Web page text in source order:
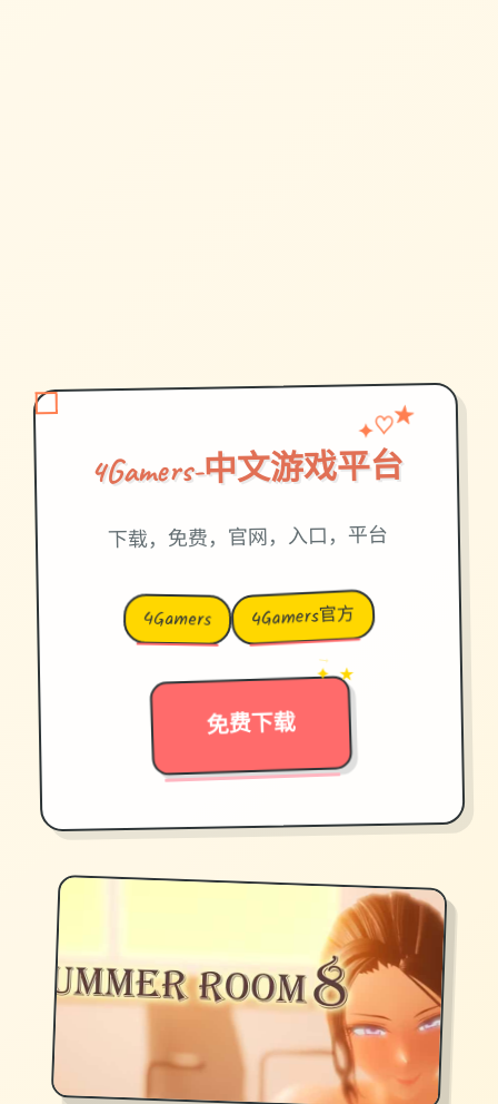
4Gamers-中文游戏平台
✦♡★
下载，免费，官网，入口，平台
4Gamers 4Gamers官方
免费下载
→
✦ ★